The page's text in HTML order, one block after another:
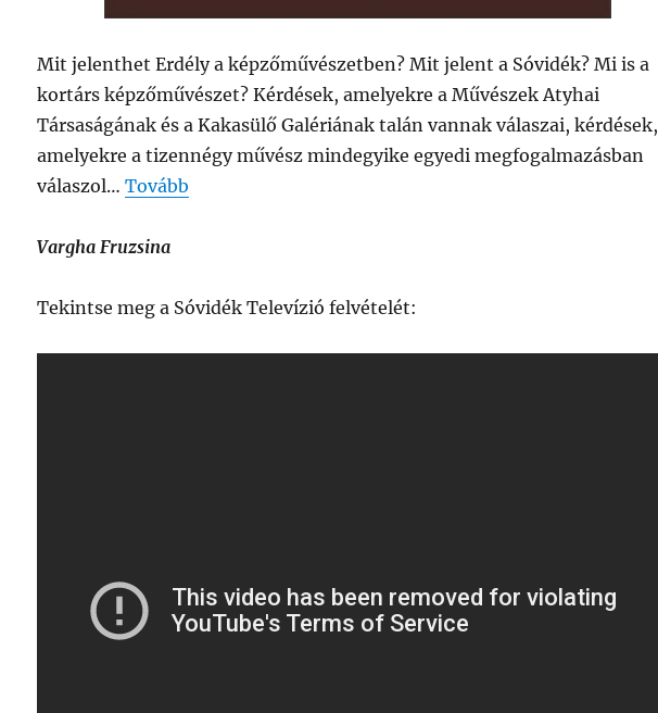
Mit jelenthet Erdély a képzőművészetben? Mit jelent a Sóvidék? Mi is a
kortárs képzőművészet? Kérdések, amelyekre a Művészek Atyhai
Társaságának és a Kakasülő Galériának talán vannak válaszai, kérdések,
amelyekre a tizennégy művész mindegyike egyedi megfogalmazásban
válaszol… Tovább
Vargha Fruzsina
Tekintse meg a Sóvidék Televízió felvételét: